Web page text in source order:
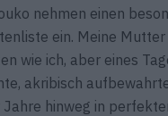
nehmen einen
ein. Meine Mutter
wie ich, aber eines
akribisch
Jahre hinweg in